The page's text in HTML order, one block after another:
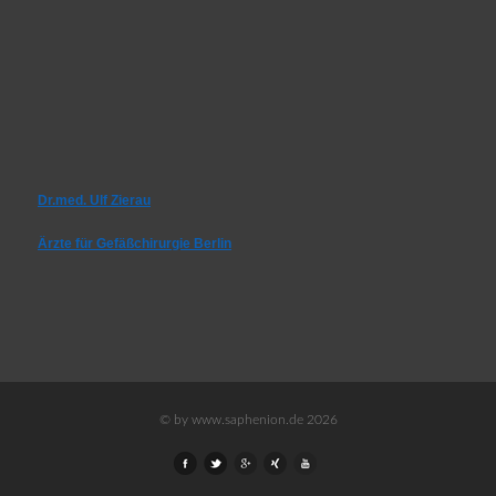
Dr.med. Ulf Zierau
Ärzte für Gefäßchirurgie Berlin
© by www.saphenion.de 2026